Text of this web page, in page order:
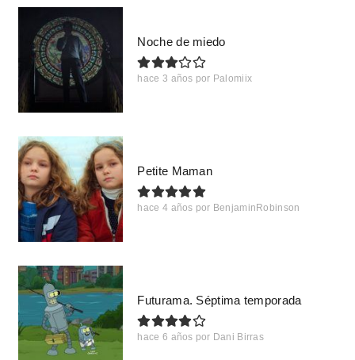
Noche de miedo
hace 3 años por Palomiix
Petite Maman
hace 4 años por BenjaminRobinson
Futurama. Séptima temporada
hace 6 años por Dani Birras